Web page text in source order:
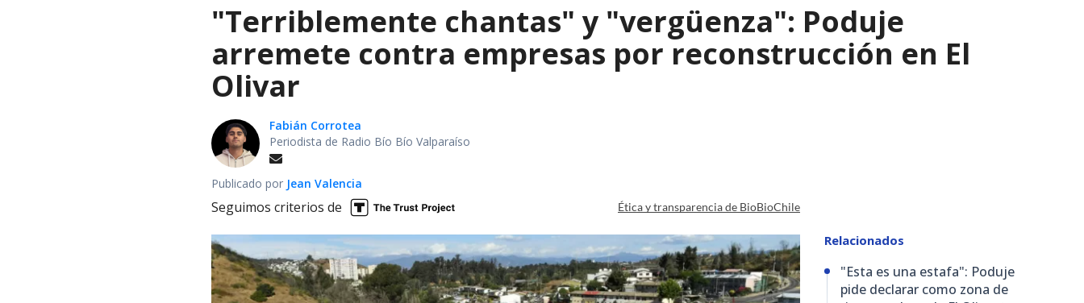
"Terriblemente chantas" y "vergüenza": Poduje
arremete contra empresas por reconstrucción en El
Olivar
Fabián Corrotea
Periodista de Radio Bío Bío Valparaíso
Publicado por Jean Valencia
Seguimos criterios de Ética y transparencia de BioBioChile
Relacionados
"Esta es una estafa": Poduje
pide declarar como zona de